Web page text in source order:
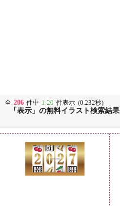
全 206 件中 1-20 件表示 (0.232秒)
「表示」の無料イラスト検索結果